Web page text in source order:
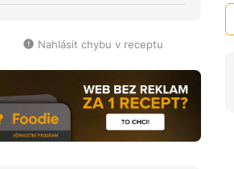
Nahlásit chybu v receptu